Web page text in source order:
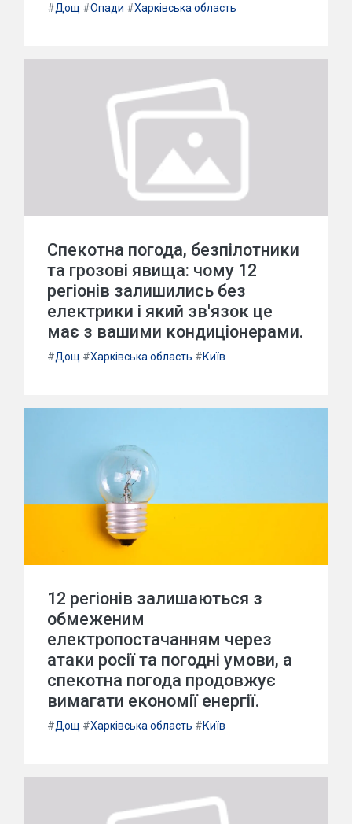
#Дощ #Опади #Харківська область
Спекотна погода, безпілотники
та грозові явища: чому 12
регіонів залишились без
електрики і який зв'язок це
має з вашими кондиціонерами.
#Дощ #Харківська область #Київ
12 регіонів залишаються з
обмеженим
електропостачанням через
атаки росії та погодні умови, а
спекотна погода продовжує
вимагати економії енергії.
#Дощ #Харківська область #Київ